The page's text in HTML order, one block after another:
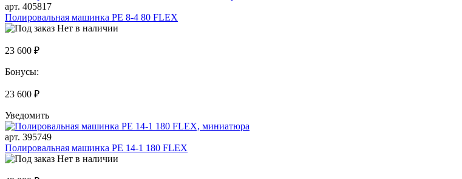
арт. 405817
Полировальная машинка PE 8-4 80 FLEX
Нет в наличии
23 600 ₽
Бонусы:
23 600 ₽
Уведомить
арт. 395749
Полировальная машинка PE 14-1 180 FLEX
Нет в наличии